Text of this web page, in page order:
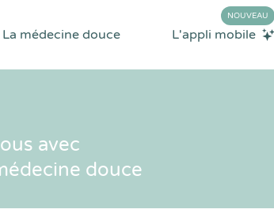
La médecine douce L'appli mobile
NOUVEAU
avec
douce